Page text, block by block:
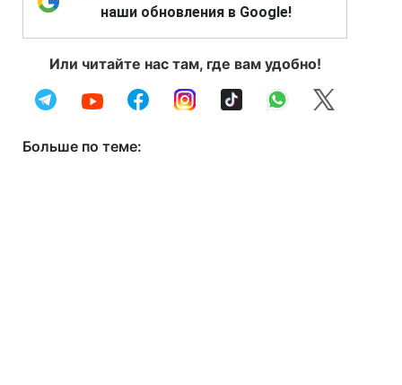
наши обновления в Google!
Или читайте нас там, где вам удобно!
Больше по теме: